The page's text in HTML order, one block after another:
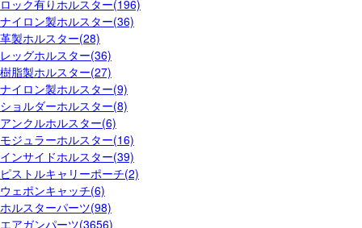
ロック有りホルスター(196)
ナイロン製ホルスター(36)
革製ホルスター(28)
レッグホルスター(36)
樹脂製ホルスター(27)
ナイロン製ホルスター(9)
ショルダーホルスター(8)
アンクルホルスター(6)
モジュラーホルスター(16)
インサイドホルスター(39)
ピストルキャリーポーチ(2)
ウェポンキャッチ(6)
ホルスターパーツ(98)
エアガンパーツ(3656)